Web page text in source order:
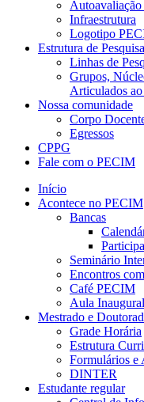
Autoavaliação
Infraestrutura
Logotipo
Estrutura de Pesquisa
Linhas de
Grupos,
Articulados
Nossa comunidade
Corpo
Egressos
CPPG
Fale com o PECIM
Início
Acontece no PECIM
Bancas
Seminário
Encontros
Café PECIM
Aula Inaugural
Mestrado e
Grade Horária
Estrutura
Formulários e
DINTER
Estudante regular